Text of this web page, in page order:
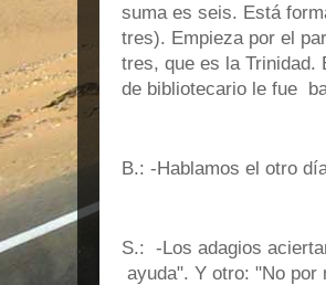
suma es seis. Está
tres). Empieza por el
tres, que es la
de bibliotecario le fue
B.: -Hablamos el otro
S.: -Los adagios
ayuda". Y otro: "No por